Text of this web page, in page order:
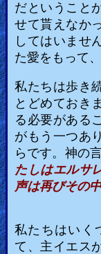
だということ
せて貰えなか
してはいませ
た愛をもって
私たちは歩き
とどめておき
る必要がある
がもう一つあ
らです。神の
たしはエルサ
声は再びその
私たちはいく
て、主イエス